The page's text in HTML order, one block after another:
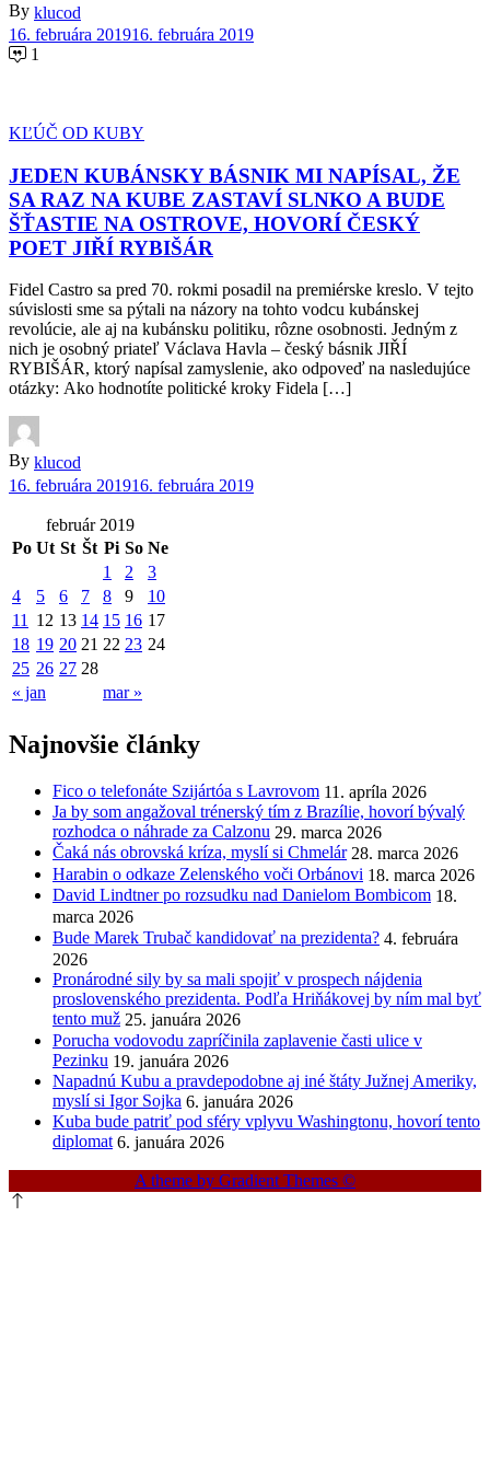
By klucod
16. februára 201916. februára 2019
1
KĽÚČ OD KUBY
JEDEN KUBÁNSKY BÁSNIK MI NAPÍSAL, ŽE
SA RAZ NA KUBE ZASTAVÍ SLNKO A BUDE
ŠŤASTIE NA OSTROVE, HOVORÍ ČESKÝ
POET JIŘÍ RYBIŠÁR
Fidel Castro sa pred 70. rokmi posadil na premiérske kreslo. V tejto
súvislosti sme sa pýtali na názory na tohto vodcu kubánskej
revolúcie, ale aj na kubánsku politiku, rôzne osobnosti. Jedným z
nich je osobný priateľ Václava Havla – český básnik JIŘÍ
RYBIŠÁR, ktorý napísal zamyslenie, ako odpoveď na nasledujúce
otázky: Ako hodnotíte politické kroky Fidela […]
By klucod
16. februára 201916. februára 2019
február 2019
Po Ut St Št Pi So Ne
« jan mar »
1 2
3
4
5 6 7 8 9
10
11
12 13 14 15 16 17
18 19 20 21 22 23 24
25 26 27 28
Najnovšie články
Fico o telefonáte Szijártóa s Lavrovom 11. apríla 2026
Ja by som angažoval trénerský tím z Brazílie, hovorí bývalý
rozhodca o náhrade za Calzonu 29. marca 2026
Čaká nás obrovská kríza, myslí si Chmelár 28. marca 2026
Harabin o odkaze Zelenského voči Orbánovi 18. marca 2026
David Lindtner po rozsudku nad Danielom Bombicom 18.
marca 2026
Bude Marek Trubač kandidovať na prezidenta? 4. februára
2026
Pronárodné sily by sa mali spojiť v prospech nájdenia
proslovenského prezidenta. Podľa Hriňákovej by ním mal byť
tento muž 25. januára 2026
Porucha vodovodu zapríčinila zaplavenie časti ulice v
Pezinku 19. januára 2026
Napadnú Kubu a pravdepodobne aj iné štáty Južnej Ameriky,
myslí si Igor Sojka 6. januára 2026
Kuba bude patriť pod sféry vplyvu Washingtonu, hovorí tento
diplomat 6. januára 2026
A theme by Gradient Themes ©